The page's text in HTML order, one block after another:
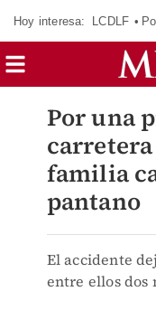
Hoy interesa: LCDLF
Por una
familia
pantano
El accidente
entre ellos dos